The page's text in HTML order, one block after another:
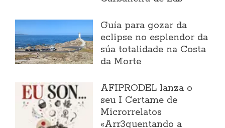
Guía para gozar da
eclipse no esplendor da
súa totalidade na Costa
da Morte
AFIPRODEL lanza o
seu I Certame de
Microrrelatos
«Arr3quentando a